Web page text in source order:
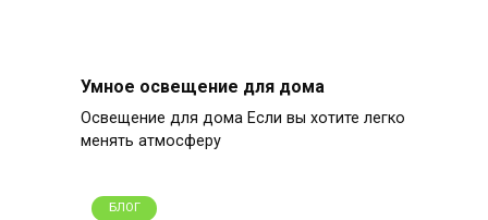
Умное освещение для дома
Освещение для дома Если вы хотите легко
менять атмосферу
БЛОГ